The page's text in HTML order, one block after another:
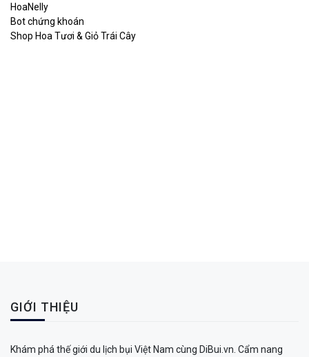
HoaNelly
Bot chứng khoán
Shop Hoa Tươi & Giỏ Trái Cây
GIỚI THIỆU
Khám phá thế giới du lịch bụi Việt Nam cùng DiBui.vn. Cẩm nang